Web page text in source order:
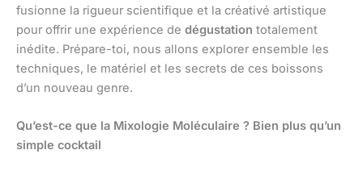
fusionne la rigueur scientifique et la créativé artistique
pour offrir une expérience de dégustation totalement
inédite. Prépare-toi, nous allons explorer ensemble les
techniques, le matériel et les secrets de ces boissons
d’un nouveau genre.
Qu’est-ce que la Mixologie Moléculaire ? Bien plus qu’un
simple cocktail